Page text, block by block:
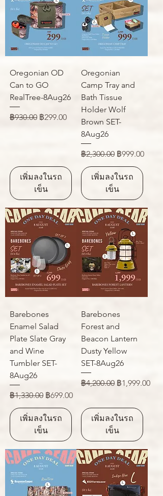
Oregonian OD
Can to GO
RealTree-8Aug26
ราคาปกติ
฿930.00 ราคาขายลด
฿299.00
เพิ่มลงในรถ
เข็น
Oregonian
Camp Tray and
Bath Tissue
Holder Wolf
Brown SET-
8Aug26
ราคาปกติ
฿2,300.00 ราคาขายลด
฿999.00
เพิ่มลงในรถ
เข็น
Barebones
Enamel Salad
Plate Slate Gray
and Wine
Tumbler SET-
8Aug26
ราคาปกติ
฿1,330.00 ราคาขายลด
฿699.00
เพิ่มลงในรถ
เข็น
Barebones
Forest and
Beacon Lantern
Dusty Yellow
SET-8Aug26
ราคาปกติ
฿4,200.00 ราคาขายลด
฿1,999.00
เพิ่มลงในรถ
เข็น